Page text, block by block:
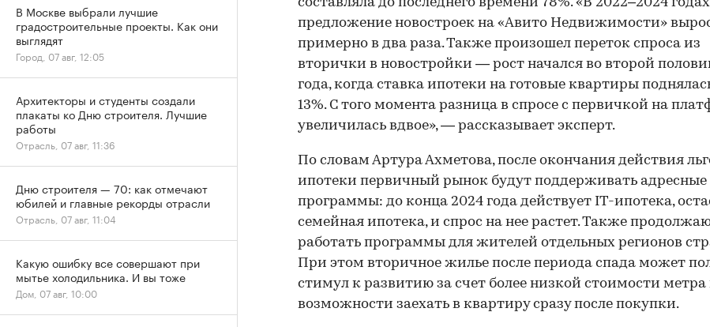
предложение новостроек на «Авито Недвижимости»
примерно в два раза. Также произошел переток спроса из
вторички в новостройки — рост начался во второй
года, когда ставка ипотеки на готовые квартиры
13%. С того момента разница в спросе с первичкой на
увеличилась вдвое», — рассказывает эксперт.
По словам Артура Ахметова, после окончания действия
ипотеки первичный рынок будут поддерживать адресные
программы: до конца 2024 года действует IT-ипотека,
семейная ипотека, и спрос на нее растет. Также
работать программы для жителей отдельных регионов
При этом вторичное жилье после периода спада может
стимул к развитию за счет более низкой стоимости метра
возможности заехать в квартиру сразу после покупки.
В Москве выбрали лучшие
градостроительные проекты. Как они
выглядят
Город, 07 авг, 12:05
Архитекторы и студенты создали
плакаты ко Дню строителя. Лучшие
работы
Отрасль, 07 авг, 11:36
Дню строителя — 70: как отмечают
юбилей и главные рекорды отрасли
Отрасль, 07 авг, 11:04
Какую ошибку все совершают при
мытье холодильника. И вы тоже
Дом, 07 авг, 10:00